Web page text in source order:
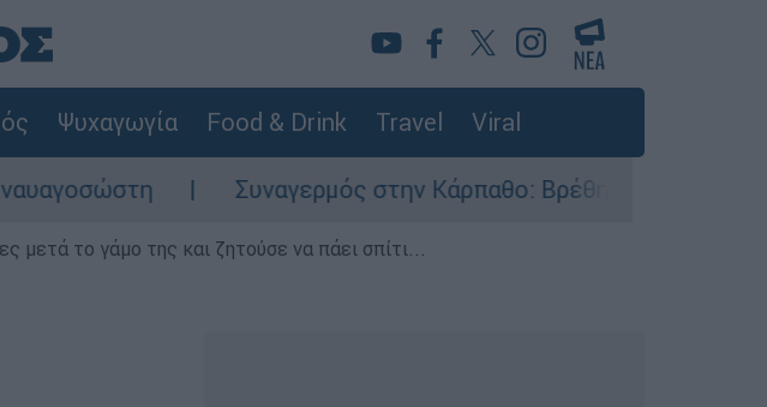
Ψυχαγωγία Food & Drink Travel Viral
Συναγερμός στην Κάρπαθο: Βρέθηκαν παλιά πυρομαχικά
το γάμο της και ζητούσε να πάει σπίτι...